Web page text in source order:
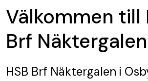
Välkommen till
Brf
HSB Brf Näktergalen i